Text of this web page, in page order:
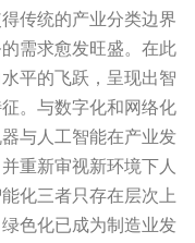
传统的产业分类边界
需求愈发旺盛。在此
平的飞跃，呈现出智
。与数字化和网络化
与人工智能在产业发
重新审视新环境下人
化三者只存在层次上
色化已成为制造业发